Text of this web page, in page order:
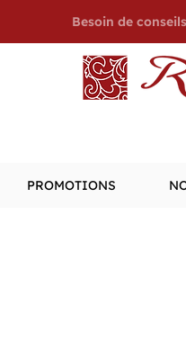
Besoin de
PROMOTIONS